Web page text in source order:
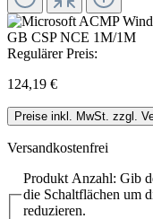
Regulärer Preis:
124,19 €
Preise inkl. MwSt. zzgl.
Versandkostenfrei
Produkt Anzahl: Gib
die Schaltflächen um
reduzieren.